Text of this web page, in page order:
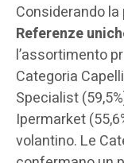
Considerando la
Referenze
l’assortimento
Categoria
Specialist
Ipermarket
volantino. Le